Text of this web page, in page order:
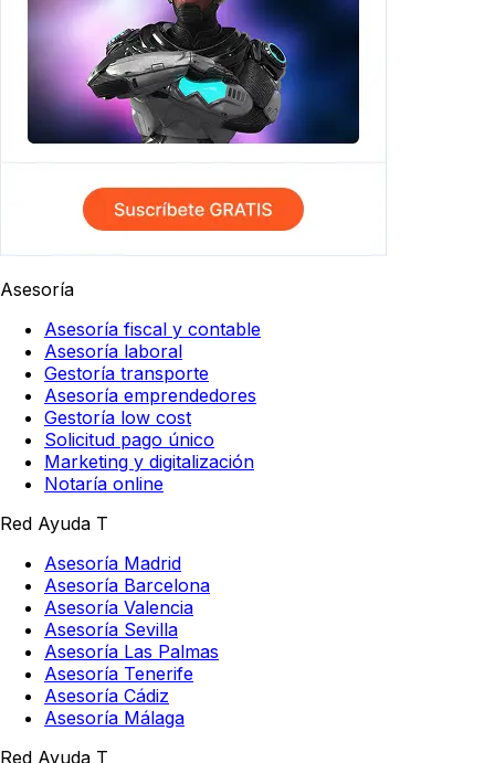
Asesoría
Asesoría fiscal y contable
Asesoría laboral
Gestoría transporte
Asesoría emprendedores
Gestoría low cost
Solicitud pago único
Marketing y digitalización
Notaría online
Red Ayuda T
Asesoría Madrid
Asesoría Barcelona
Asesoría Valencia
Asesoría Sevilla
Asesoría Las Palmas
Asesoría Tenerife
Asesoría Cádiz
Asesoría Málaga
Red Ayuda T